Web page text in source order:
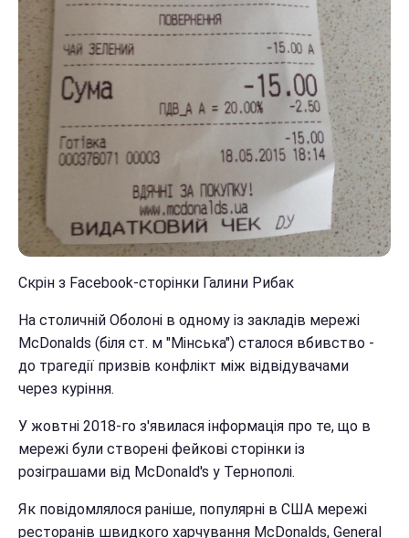
Скрін з Facebook-сторінки Галини Рибак
На столичній Оболоні в одному із закладів мережі
McDonalds (біля ст. м "Мінська") сталося вбивство -
до трагедії призвів конфлікт між відвідувачами
через куріння.
У жовтні 2018-го з'явилася інформація про те, що в
мережі були створені фейкові сторінки із
розіграшами від McDonald's у Тернополі.
Як повідомлялося раніше, популярні в США мережі
ресторанів швидкого харчування McDonalds, General